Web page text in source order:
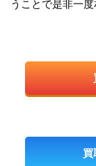
うことで是非一